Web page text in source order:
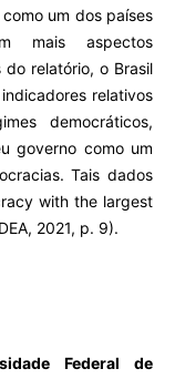
um dos países
mais aspectos
relatório, o Brasil
relativos
democráticos,
governo como um
Tais dados
with the largest
2021, p. 9).
Federal de